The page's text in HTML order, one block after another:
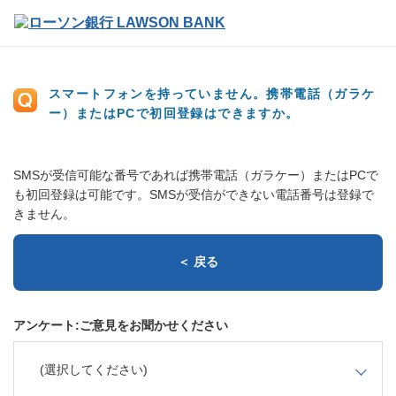
スマートフォンを持っていません。携帯電話（ガラケ
ー）またはPCで初回登録はできますか。
SMSが受信可能な番号であれば携帯電話（ガラケー）またはPCで
も初回登録は可能です。SMSが受信ができない電話番号は登録で
きません。
＜ 戻る
アンケート:ご意見をお聞かせください
(選択してください)